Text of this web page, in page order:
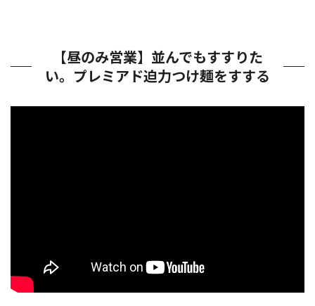
【昼のみ営業】並んでもすすりた
い。プレミアド迫力つけ麺をすする